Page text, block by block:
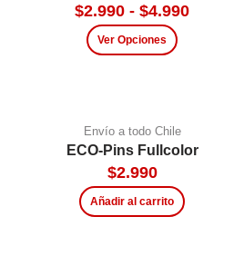
$2.990 - $4.990
Ver Opciones
Envío a todo Chile
ECO-Pins Fullcolor
$2.990
Añadir al carrito